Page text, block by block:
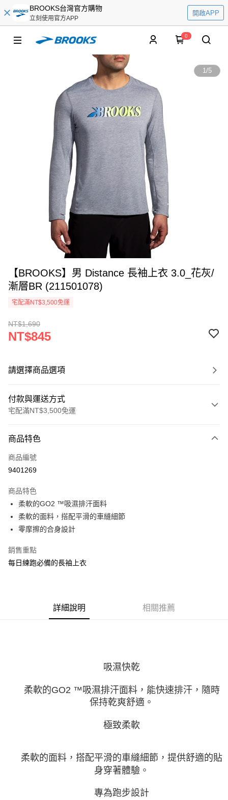
BROOKS台灣官方購物
立刻使用官方APP
開啟APP
0
1/5
【BROOKS】男 Distance 長袖上衣 3.0_花灰/
漸層BR (211501078)
宅配滿NT$3,500免運
NT$1,690
NT$845
請選擇商品選項
付款與運送方式
宅配滿NT$3,500免運
信用卡一次付款
ATM付款
運送方式
宅配
每筆NT$100，滿NT$3,500(含以上)免運費
商品特色
商品編號
9401269
商品特色
柔軟的GO2 ™吸濕排汗面料
柔軟的面料，搭配平滑的車縫細節
零摩擦的合身設計
銷售重點
每日練跑必備的長袖上衣
詳細說明 相關推薦
吸濕快乾
柔軟的GO2 ™吸濕排汗面料，能快速排汗，隨時
保持乾爽舒適。
極致柔軟
柔軟的面料，搭配平滑的車縫細節，提供舒適的貼
身穿著體驗。
專為跑步設計